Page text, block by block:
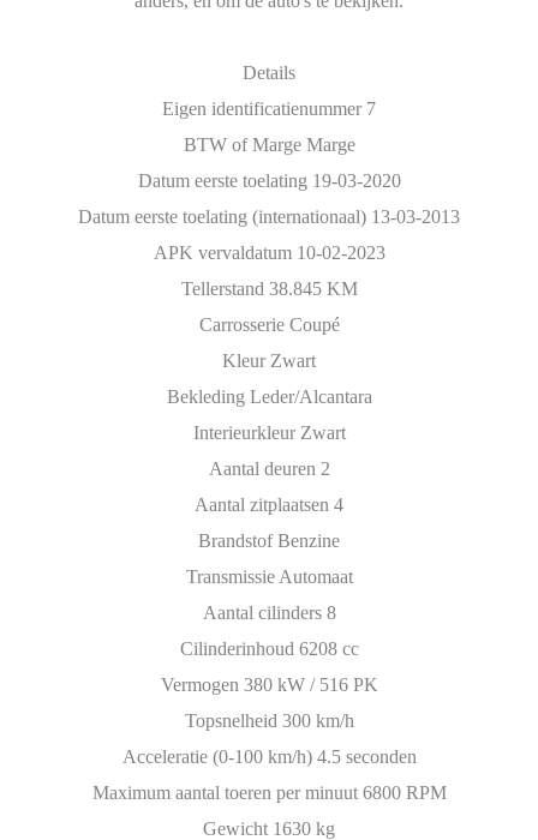
Details
Eigen identificatienummer 7
BTW of Marge Marge
Datum eerste toelating 19-03-2020
Datum eerste toelating (internationaal) 13-03-2013
APK vervaldatum 10-02-2023
Tellerstand 38.845 KM
Carrosserie Coupé
Kleur Zwart
Bekleding Leder/Alcantara
Interieurkleur Zwart
Aantal deuren 2
Aantal zitplaatsen 4
Brandstof Benzine
Transmissie Automaat
Aantal cilinders 8
Cilinderinhoud 6208 cc
Vermogen 380 kW / 516 PK
Topsnelheid 300 km/h
Acceleratie (0-100 km/h) 4.5 seconden
Maximum aantal toeren per minuut 6800 RPM
Gewicht 1630 kg